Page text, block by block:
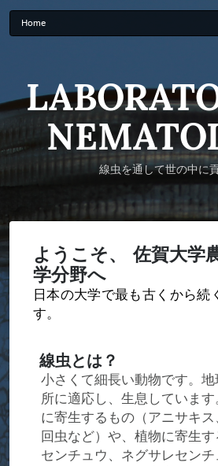
Skip
線虫を通して世の中に
ようこそ、 佐賀大学
学分野へ
日本の大学で最も古くから続
す。
線虫とは？
小さくて細長い動物です。
所に適応し、生息していま
に寄生するもの（アニサキス
回虫など）や、植物に寄生
センチュウ、ネグサレセン